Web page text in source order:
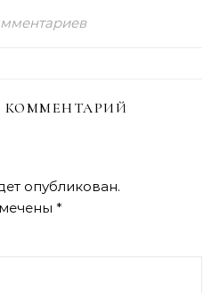
КОММЕНТАРИЙ
опубликован.
*